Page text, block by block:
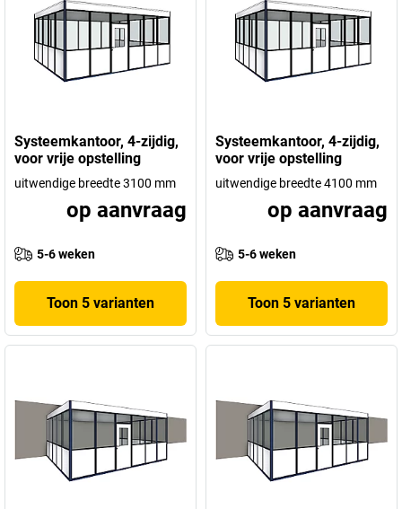
Systeemkantoor, 4-zijdig,
voor vrije opstelling
uitwendige breedte 3100 mm
op aanvraag
5-6 weken
Toon 5 varianten
Systeemkantoor, 4-zijdig,
voor vrije opstelling
uitwendige breedte 4100 mm
op aanvraag
5-6 weken
Toon 5 varianten